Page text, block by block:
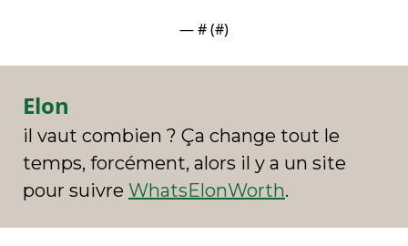
— # (#)
Elon
il vaut combien ? Ça change tout le
temps, forcément, alors il y a un site
pour suivre WhatsElonWorth.